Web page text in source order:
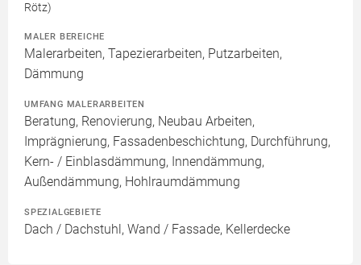
Rötz)
MALER BEREICHE
Malerarbeiten, Tapezierarbeiten, Putzarbeiten,
Dämmung
UMFANG MALERARBEITEN
Beratung, Renovierung, Neubau Arbeiten,
Imprägnierung, Fassadenbeschichtung, Durchführung,
Kern- / Einblasdämmung, Innendämmung,
Außendämmung, Hohlraumdämmung
SPEZIALGEBIETE
Dach / Dachstuhl, Wand / Fassade, Kellerdecke